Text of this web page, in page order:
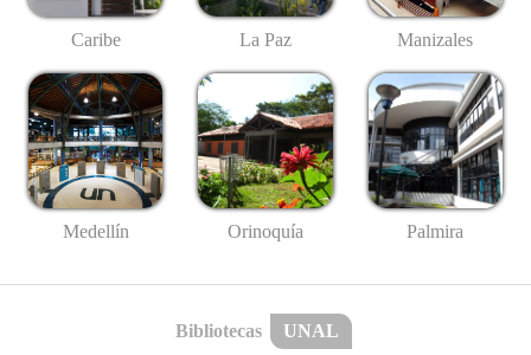
Caribe La Paz Manizales
Medellín Orinoquía Palmira
Bibliotecas UNAL